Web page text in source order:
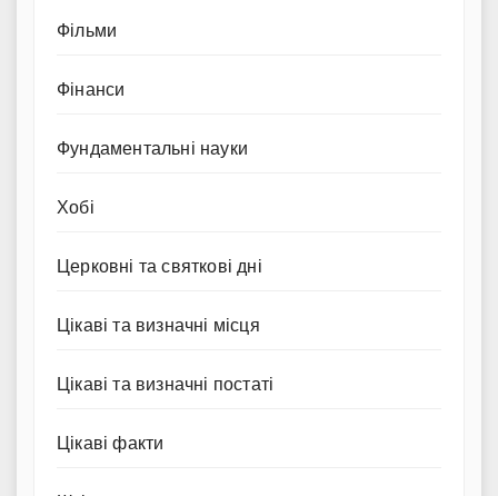
Фільми
Фінанси
Фундаментальні науки
Хобі
Церковні та святкові дні
Цікаві та визначні місця
Цікаві та визначні постаті
Цікаві факти